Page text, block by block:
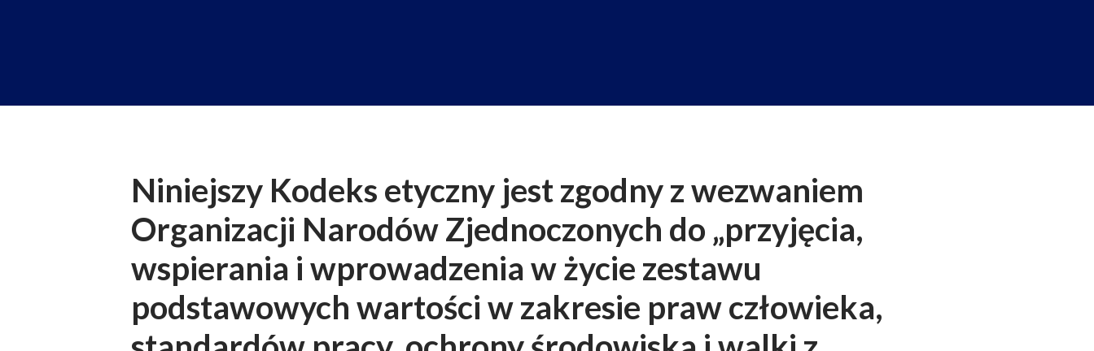
Niniejszy Kodeks etyczny jest zgodny z wezwaniem
Organizacji Narodów Zjednoczonych do „przyjęcia,
wspierania i wprowadzenia w życie zestawu
podstawowych wartości w zakresie praw człowieka,